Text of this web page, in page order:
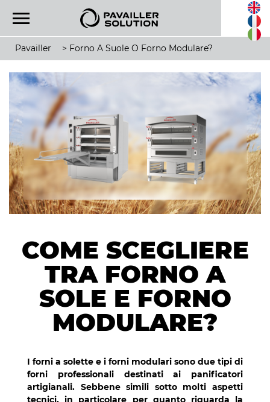
Pavailler > Forno A Suole O Forno Modulare?
COME SCEGLIERE
TRA FORNO A
SOLE E FORNO
MODULARE?
I forni a solette e i forni modulari sono due tipi di
forni professionali destinati ai panificatori
artigianali. Sebbene simili sotto molti aspetti
tecnici, in particolare per quanto riguarda la